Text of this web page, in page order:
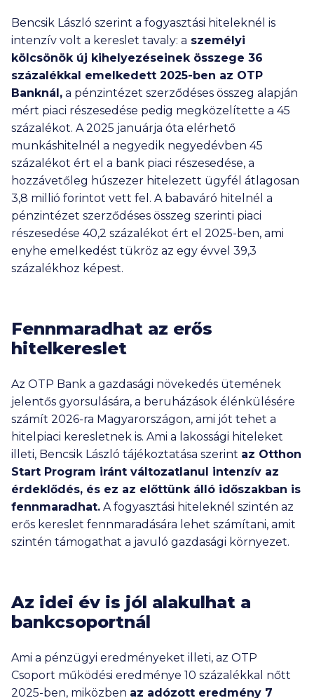
Bencsik László szerint a fogyasztási hiteleknél is
intenzív volt a kereslet tavaly: a személyi
kölcsönök új kihelyezéseinek összege 36
százalékkal emelkedett 2025-ben az OTP
Banknál, a pénzintézet szerződéses összeg alapján
mért piaci részesedése pedig megközelítette a 45
százalékot. A 2025 januárja óta elérhető
munkáshitelnél a negyedik negyedévben 45
százalékot ért el a bank piaci részesedése, a
hozzávetőleg húszezer hitelezett ügyfél átlagosan
3,8 millió forintot vett fel. A babaváró hitelnél a
pénzintézet szerződéses összeg szerinti piaci
részesedése 40,2 százalékot ért el 2025-ben, ami
enyhe emelkedést tükröz az egy évvel 39,3
százalékhoz képest.
Fennmaradhat az erős
hitelkereslet
Az OTP Bank a gazdasági növekedés ütemének
jelentős gyorsulására, a beruházások élénkülésére
számít 2026-ra Magyarországon, ami jót tehet a
hitelpiaci keresletnek is. Ami a lakossági hiteleket
illeti, Bencsik László tájékoztatása szerint az Otthon
Start Program iránt változatlanul intenzív az
érdeklődés, és ez az előttünk álló időszakban is
fennmaradhat. A fogyasztási hiteleknél szintén az
erős kereslet fennmaradására lehet számítani, amit
szintén támogathat a javuló gazdasági környezet.
Az idei év is jól alakulhat a
bankcsoportnál
Ami a pénzügyi eredményeket illeti, az OTP
Csoport működési eredménye 10 százalékkal nőtt
2025-ben, miközben az adózott eredmény 7